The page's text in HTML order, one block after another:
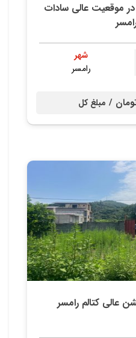
موقعیت عالی سادات
شهر
رامسر
مبلغ کل
عالی کتالم رامسر